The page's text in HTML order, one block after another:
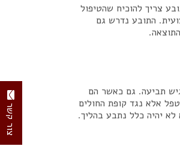
צריך להוכיח שהטיפול
התובע נדרש גם
תביעה. גם כאשר הם
אלא נגד קופת החולים
יהיה כלל נתבע בהליך.
צור קשר